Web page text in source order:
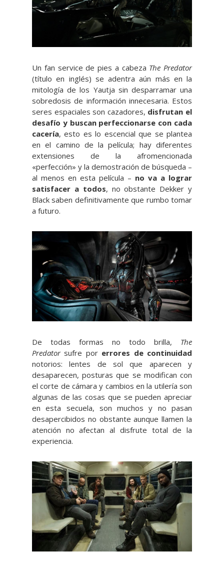
Un fan service de pies a cabeza The Predator
(título en inglés) se adentra aún más en la
mitología de los Yautja sin desparramar una
sobredosis de información innecesaria. Estos
seres espaciales son cazadores, disfrutan el
desafío y buscan perfeccionarse con cada
cacería, esto es lo escencial que se plantea
en el camino de la película; hay diferentes
extensiones de la afromencionada
«perfección» y la demostración de búsqueda –
al menos en esta película – no va a lograr
satisfacer a todos, no obstante Dekker y
Black saben definitivamente que rumbo tomar
a futuro.
De todas formas no todo brilla, The
Predatorsufre porerrores de continuidad
notorios: lentes de sol que aparecen y
desaparecen, posturas que se modifican con
el corte de cámara y cambios en la utilería son
algunas de las cosas que se pueden apreciar
en esta secuela, son muchos y no pasan
desapercibidos no obstante aunque llamen la
atención no afectan al disfrute total de la
experiencia.